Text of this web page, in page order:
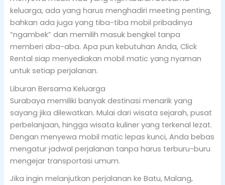
keluarga, ada yang harus menghadiri meeting penting,
bahkan ada juga yang tiba-tiba mobil pribadinya
“ngambek” dan memilih masuk bengkel tanpa
memberi aba-aba. Apa pun kebutuhan Anda, Click
Rental siap menyediakan mobil matic yang nyaman
untuk setiap perjalanan.
Liburan Bersama Keluarga
Surabaya memiliki banyak destinasi menarik yang
sayang jika dilewatkan. Mulai dari wisata sejarah, pusat
perbelanjaan, hingga wisata kuliner yang terkenal lezat.
Dengan menyewa mobil matic lepas kunci, Anda bebas
mengatur jadwal perjalanan tanpa harus terburu-buru
mengejar transportasi umum.
Jika ingin melanjutkan perjalanan ke Batu, Malang,